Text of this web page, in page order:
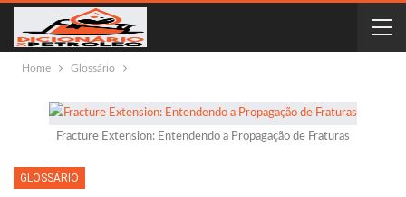
Home Glossário
Fracture Extension: Entendendo a Propagação de Fraturas
GLOSSÁRIO